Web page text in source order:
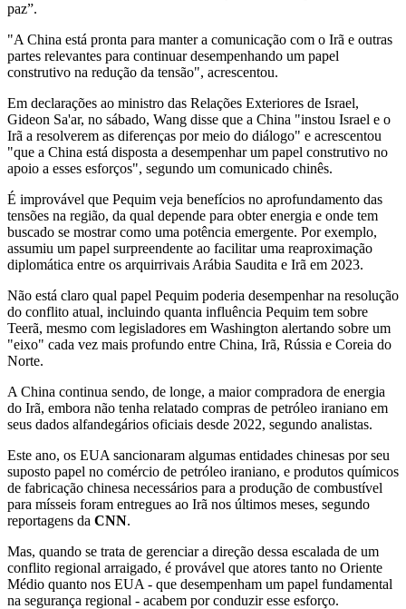
paz”.
"A China está pronta para manter a comunicação com o Irã e outras
partes relevantes para continuar desempenhando um papel
construtivo na redução da tensão", acrescentou.
Em declarações ao ministro das Relações Exteriores de Israel,
Gideon Sa'ar, no sábado, Wang disse que a China "instou Israel e o
Irã a resolverem as diferenças por meio do diálogo" e acrescentou
"que a China está disposta a desempenhar um papel construtivo no
apoio a esses esforços", segundo um comunicado chinês.
É improvável que Pequim veja benefícios no aprofundamento das
tensões na região, da qual depende para obter energia e onde tem
buscado se mostrar como uma potência emergente. Por exemplo,
assumiu um papel surpreendente ao facilitar uma reaproximação
diplomática entre os arquirrivais Arábia Saudita e Irã em 2023.
Não está claro qual papel Pequim poderia desempenhar na resolução
do conflito atual, incluindo quanta influência Pequim tem sobre
Teerã, mesmo com legisladores em Washington alertando sobre um
"eixo" cada vez mais profundo entre China, Irã, Rússia e Coreia do
Norte.
A China continua sendo, de longe, a maior compradora de energia
do Irã, embora não tenha relatado compras de petróleo iraniano em
seus dados alfandegários oficiais desde 2022, segundo analistas.
Este ano, os EUA sancionaram algumas entidades chinesas por seu
suposto papel no comércio de petróleo iraniano, e produtos químicos
de fabricação chinesa necessários para a produção de combustível
para mísseis foram entregues ao Irã nos últimos meses, segundo
reportagens da CNN.
Mas, quando se trata de gerenciar a direção dessa escalada de um
conflito regional arraigado, é provável que atores tanto no Oriente
Médio quanto nos EUA - que desempenham um papel fundamental
na segurança regional - acabem por conduzir esse esforço.